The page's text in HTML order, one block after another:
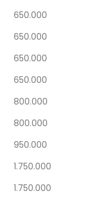
650.000
650.000
650.000
650.000
800.000
800.000
950.000
1.750.000
1.750.000